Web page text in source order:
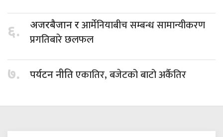
६. अजरबैजान रआर्मेनियाबीच सम्बन्ध सामान्यीकरण
प्रगतिबारे छलफल
७. पर्यटन नीतिएकातिर, बजेटको बाटो अर्कैतिर